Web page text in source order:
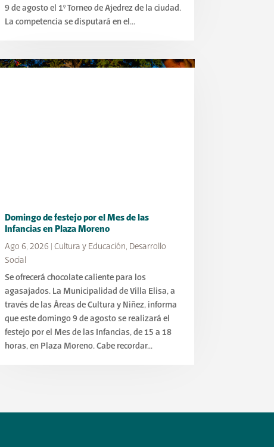
9 de agosto el 1° Torneo de Ajedrez de la ciudad.
La competencia se disputará en el...
Domingo de festejo por el Mes de las
Infancias en Plaza Moreno
Ago 6, 2026 Cultura y Educación, Desarrollo
Social
Se ofrecerá chocolate caliente para los
agasajados. La Municipalidad de Villa Elisa, a
través de las Áreas de Cultura y Niñez, informa
que este domingo 9 de agosto se realizará el
festejo por el Mes de las Infancias, de 15 a 18
horas, en Plaza Moreno. Cabe recordar...